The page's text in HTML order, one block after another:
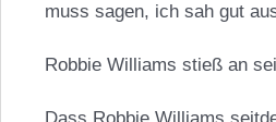
muss sagen, ich sah gut
Robbie Williams stieß an